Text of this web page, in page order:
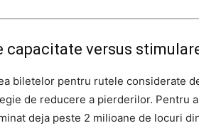
capacitate versus
biletelor pentru rutele considerate
de reducere a pierderilor. Pentru
deja peste 2 milioane de locuri